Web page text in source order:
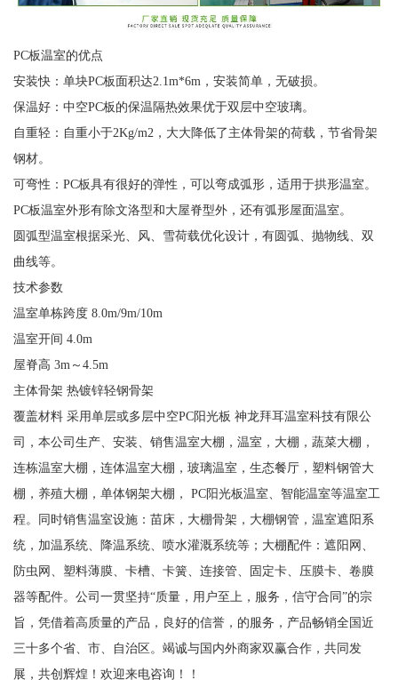
PC板温室的优点
安装快：单块PC板面积达2.1m*6m，安装简单，无破损。
保温好：中空PC板的保温隔热效果优于双层中空玻璃。
自重轻：自重小于2Kg/m2，大大降低了主体骨架的荷载，节省骨架
钢材。
可弯性：PC板具有很好的弹性，可以弯成弧形，适用于拱形温室。
PC板温室外形有除文洛型和大屋脊型外，还有弧形屋面温室。
圆弧型温室根据采光、风、雪荷载优化设计，有圆弧、抛物线、双
曲线等。
技术参数
温室单栋跨度 8.0m/9m/10m
温室开间 4.0m
屋脊高 3m～4.5m
主体骨架 热镀锌轻钢骨架
覆盖材料 采用单层或多层中空PC阳光板 神龙拜耳温室科技有限公
司，本公司生产、安装、销售温室大棚，温室，大棚，蔬菜大棚，
连栋温室大棚，连体温室大棚，玻璃温室，生态餐厅，塑料钢管大
棚，养殖大棚，单体钢架大棚， PC阳光板温室、智能温室等温室工
程。同时销售温室设施：苗床，大棚骨架，大棚钢管，温室遮阳系
统，加温系统、降温系统、喷水灌溉系统等；大棚配件：遮阳网、
防虫网、塑料薄膜、卡槽、卡簧、连接管、固定卡、压膜卡、卷膜
器等配件。公司一贯坚持“质量，用户至上，服务，信守合同”的宗
旨，凭借着高质量的产品，良好的信誉，的服务，产品畅销全国近
三十多个省、市、自治区。竭诚与国内外商家双赢合作，共同发
展，共创辉煌！欢迎来电咨询！！